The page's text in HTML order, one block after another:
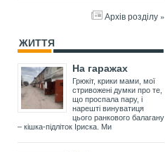
Архів розділу »
ЖИТТЯ
На гаражах
Грюкіт, крики мами, мої
стривожені думки про те,
що проспала пару, і
нарешті винуватиця
цього ранкового балагану
– кішка-підліток Іриска. Ми